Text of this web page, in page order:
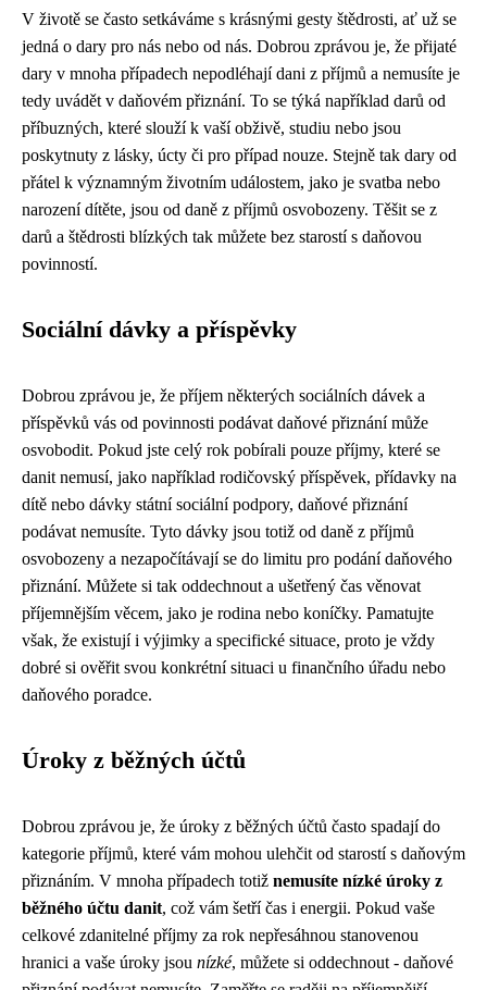
V životě se často setkáváme s krásnými gesty štědrosti, ať už se
jedná o dary pro nás nebo od nás. Dobrou zprávou je, že přijaté
dary v mnoha případech nepodléhají dani z příjmů a nemusíte je
tedy uvádět v daňovém přiznání. To se týká například darů od
příbuzných, které slouží k vaší obživě, studiu nebo jsou
poskytnuty z lásky, úcty či pro případ nouze. Stejně tak dary od
přátel k významným životním událostem, jako je svatba nebo
narození dítěte, jsou od daně z příjmů osvobozeny. Těšit se z
darů a štědrosti blízkých tak můžete bez starostí s daňovou
povinností.
Sociální dávky a příspěvky
Dobrou zprávou je, že příjem některých sociálních dávek a
příspěvků vás od povinnosti podávat daňové přiznání může
osvobodit. Pokud jste celý rok pobírali pouze příjmy, které se
danit nemusí, jako například rodičovský příspěvek, přídavky na
dítě nebo dávky státní sociální podpory, daňové přiznání
podávat nemusíte. Tyto dávky jsou totiž od daně z příjmů
osvobozeny a nezapočítávají se do limitu pro podání daňového
přiznání. Můžete si tak oddechnout a ušetřený čas věnovat
příjemnějším věcem, jako je rodina nebo koníčky. Pamatujte
však, že existují i ​​výjimky a specifické situace, proto je vždy
dobré si ověřit svou konkrétní situaci u finančního úřadu nebo
daňového poradce.
Úroky z běžných účtů
Dobrou zprávou je, že úroky z běžných účtů často spadají do
kategorie příjmů, které vám mohou ulehčit od starostí s daňovým
přiznáním. V mnoha případech totiž nemusíte nízké úroky z
běžného účtu danit, což vám šetří čas i energii. Pokud vaše
celkové zdanitelné příjmy za rok nepřesáhnou stanovenou
hranici a vaše úroky jsou nízké, můžete si oddechnout - daňové